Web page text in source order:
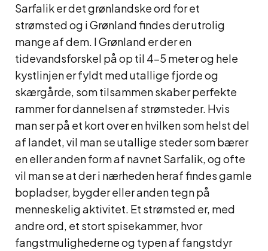
Sarfalik er det grønlandske ord for et
strømsted og i Grønland findes der utrolig
mange af dem. I Grønland er der en
tidevandsforskel på op til 4-5 meter og hele
kystlinjen er fyldt med utallige fjorde og
skærgårde, som tilsammen skaber perfekte
rammer for dannelsen af strømsteder. Hvis
man ser på et kort over en hvilken som helst del
af landet, vil man se utallige steder som bærer
en eller anden form af navnet Sarfalik, og ofte
vil man se at der i nærheden heraf findes gamle
bopladser, bygder eller anden tegn på
menneskelig aktivitet. Et strømsted er, med
andre ord, et stort spisekammer, hvor
fangstmulighederne og typen af fangstdyr